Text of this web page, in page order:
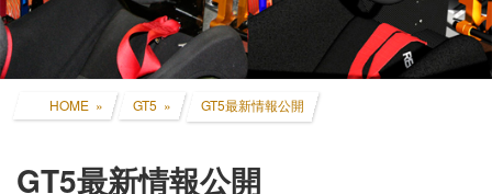
HOME GT5 GT5最新情報公開
GT5最新情報公開